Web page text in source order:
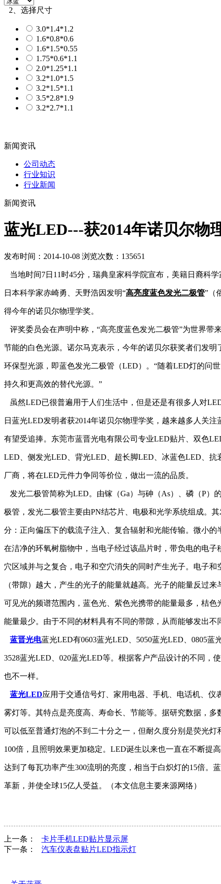
2、选择尺寸
3.0*1.4*1.2
1.6*0.8*0.6
1.6*1.5*0.55
1.75*0.6*1.1
2.0*1.25*1.1
3.2*1.0*1.5
3.2*1.5*1.1
3.5*2.8*1.9
3.2*2.7*1.1
新闻资讯
公司动态
行业知识
行业新闻
新闻资讯
蓝光LED---获2014年诺贝尔物
发布时间：2014-10-08 浏览次数：135651
当地时间7日11时45分，瑞典皇家科学院宣布，美籍日裔科
日本科学家赤崎勇、天野浩因发明“高亮度蓝色发光二极管”（
得今年的诺贝尔物理学奖。
评奖委员会在声明中称，“高亮度蓝色发光二极管”为世界带来
节能的白色光源。诺尔马克表示，今年的诺贝尔获奖者们发明
环保型光源，即蓝色发光二极管（LED）。“随着LED灯的问
持久和更高效的替代光源。”
虽然LED已很普遍用于人们生活中，但是还是有很多人对
日蓝光LED发明者获2014年诺贝尔物理学奖，越来越多人关
有望受追捧。东莞市蓝晋光电有限公司专业LED贴片、双色
LED、侧发光LED、背光LED、超长脚LED、冰蓝色LED、抗
厂商，将在LED元件力争同等价位，做出一流的品质。
发光二极管简称为LED。由镓（Ga）与砷（As）、磷（P）
极管，发光二极管主要由PN结芯片、电极和光学系统组成。
分：正向偏压下的载流子注入、复合辐射和光能传输。微小的
在洁净的环氧树脂物中，当电子经过该晶片时，带负电的电子
穴区域并与之复合，电子和空穴消失的同时产生光子。电子和
（带隙）越大，产生的光子的能量就越高。光子的能量反过来
可见光的频谱范围内，蓝色光、紫色光携带的能量最多，桔色
能量最少。由于不同的材料具有不同的带隙，从而能够发出不
蓝晋光电蓝光LED有0603蓝光LED、5050蓝光LED、0805蓝
3528蓝光LED、020蓝光LED等。根据客户产品设计的不同，
也不一样。
蓝光LED应用于交通信号灯、家用电器、手机、电话机、仪
雾灯等。其特点是亮度高、寿命长、节能等。据研究数据，多
可以低至普通灯泡的不到二十分之一，但耐久度分别是荧光灯
100倍，且照明效果更加稳定。LED诞生以来也一直在不断提
达到了每瓦功率产生300流明的亮度，相当于白炽灯的15倍。
革新，并使全球15亿人受益。（本文信息主要来源网络）
上一条： 卡片手机LED贴片显示屏
下一条： 汽车仪表盘贴片LED指示灯